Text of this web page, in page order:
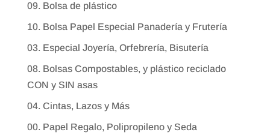
09. Bolsa de plástico
10. Bolsa Papel Especial Panadería y Frutería
03. Especial Joyería, Orfebrería, Bisutería
08. Bolsas Compostables, y plástico reciclado
CON y SIN asas
04. Cintas, Lazos y Más
00. Papel Regalo, Polipropileno y Seda